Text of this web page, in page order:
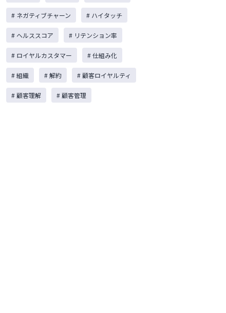
# ネガティブチャーン # ハイタッチ
# ヘルススコア # リテンション率
# ロイヤルカスタマー # 仕組み化
# 組織 # 解約 # 顧客ロイヤルティ
# 顧客理解 # 顧客管理